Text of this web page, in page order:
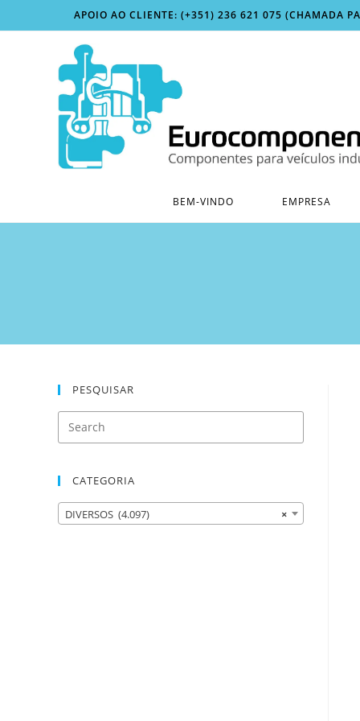
to
APOIO AO CLIENTE: (+351) 236 621 075 (CHAMADA
BEM-VINDO EMPRESA
PESQUISAR
CATEGORIA
×
DIVERSOS (4.097)